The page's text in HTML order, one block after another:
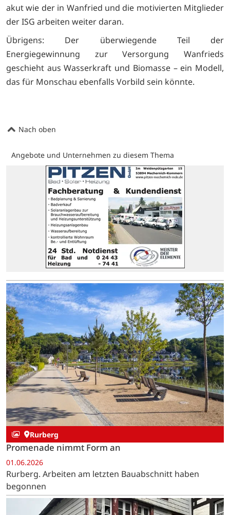
akut wie der in Wanfried und die motivierten Mitglieder
der ISG arbeiten weiter daran.
Übrigens: Der überwiegende Teil der
Energiegewinnung zur Versorgung Wanfrieds
geschieht aus Wasserkraft und Biomasse – ein Modell,
das für Monschau ebenfalls Vorbild sein könnte.
Nach oben
Angebote und Unternehmen zu diesem Thema
Rurberg
Promenade nimmt Form an
01.06.2026
Rurberg. Arbeiten am letzten Bauabschnitt haben
begonnen